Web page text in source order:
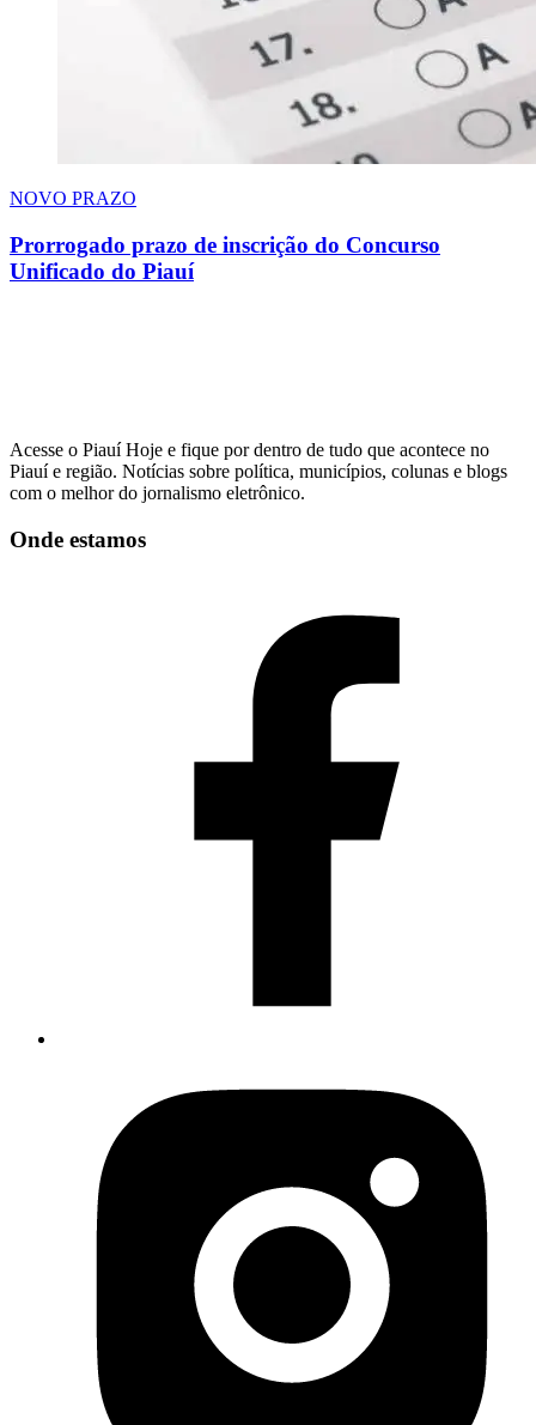
NOVO PRAZO
Prorrogado prazo de inscrição do Concurso
Unificado do Piauí
Acesse o Piauí Hoje e fique por dentro de tudo que acontece no
Piauí e região. Notícias sobre política, municípios, colunas e blogs
com o melhor do jornalismo eletrônico.
Onde estamos